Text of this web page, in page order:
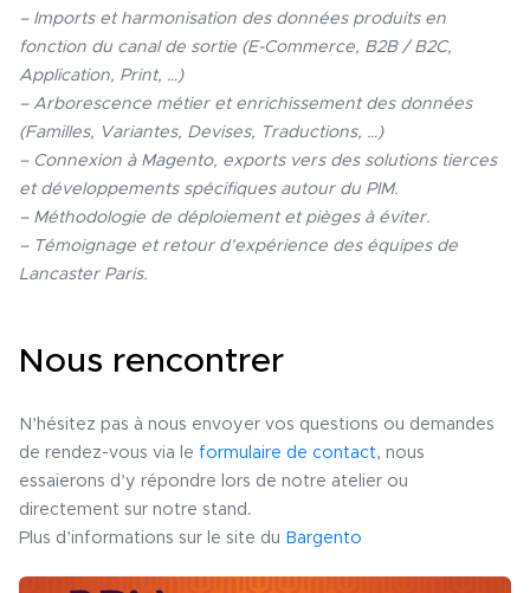
– Imports et harmonisation des données produits en
fonction du canal de sortie (E-Commerce, B2B / B2C,
Application, Print, …)
– Arborescence métier et enrichissement des données
(Familles, Variantes, Devises, Traductions, …)
– Connexion à Magento, exports vers des solutions tierces
et développements spécifiques autour du PIM.
– Méthodologie de déploiement et pièges à éviter.
– Témoignage et retour d’expérience des équipes de
Lancaster Paris.
Nous rencontrer
N’hésitez pas à nous envoyer vos questions ou demandes
de rendez-vous via le formulaire de contact, nous
essaierons d’y répondre lors de notre atelier ou
directement sur notre stand.
Plus d’informations sur le site du Bargento